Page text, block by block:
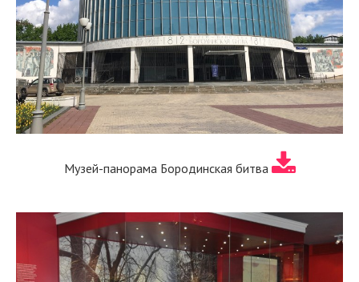
Музей-панорама Бородинская битва